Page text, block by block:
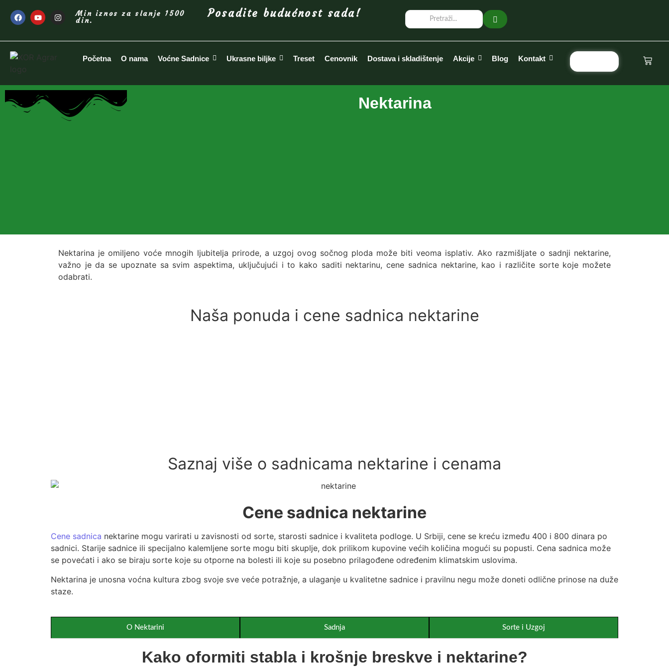
Min iznos za slanje 1500
din.
Posadite budućnost sada!
Početna O nama Voćne Sadnice Ukrasne biljke Treset Cenovnik Dostava i skladištenje Akcije Blog Kontakt
Nektarina
Nektarina je omiljeno voće mnogih ljubitelja prirode, a uzgoj ovog sočnog ploda može biti veoma isplativ. Ako razmišljate o sadnji nektarine,
važno je da se upoznate sa svim aspektima, uključujući i to kako saditi nektarinu, cene sadnica nektarine, kao i različite sorte koje možete
odabrati.
Naša ponuda i cene sadnica nektarine
Saznaj više o sadnicama nektarine i cenama
Cene sadnica nektarine
Cene sadnica nektarine mogu varirati u zavisnosti od sorte, starosti sadnice i kvaliteta podloge. U Srbiji, cene se kreću između 400 i 800 dinara po
sadnici. Starije sadnice ili specijalno kalemljene sorte mogu biti skuplje, dok prilikom kupovine većih količina mogući su popusti. Cena sadnica može
se povećati i ako se biraju sorte koje su otporne na bolesti ili koje su posebno prilagođene određenim klimatskim uslovima.
Nektarina je unosna voćna kultura zbog svoje sve veće potražnje, a ulaganje u kvalitetne sadnice i pravilnu negu može doneti odlične prinose na duže
staze.
O Nektarini Sadnja Sorte i Uzgoj
Kako oformiti stabla i krošnje breskve i nektarine?